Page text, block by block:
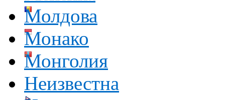
Молдова
Монако
Монголия
Неизвестна